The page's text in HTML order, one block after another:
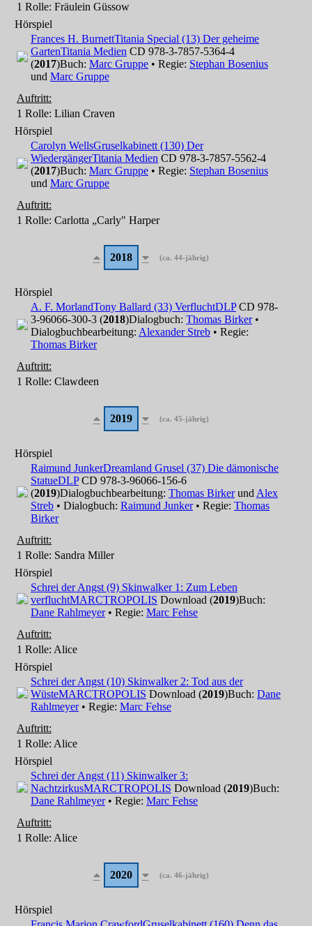
1 Rolle: Fräulein Güssow
Hörspiel
Frances H. BurnettTitania Special (13) Der geheime
GartenTitania Medien CD 978-3-7857-5364-4
(2017)Buch: Marc Gruppe • Regie: Stephan Bosenius
und Marc Gruppe
Auftritt:
1 Rolle: Lilian Craven
Hörspiel
Carolyn WellsGruselkabinett (130) Der
WiedergängerTitania Medien CD 978-3-7857-5562-4
(2017)Buch: Marc Gruppe • Regie: Stephan Bosenius
und Marc Gruppe
Auftritt:
1 Rolle: Carlotta „Carly" Harper
2018 (ca. 44-jährig)
Hörspiel
A. F. MorlandTony Ballard (33) VerfluchtDLPCD 978-
3-96066-300-3 (2018)Dialogbuch: Thomas Birker•
Dialogbuchbearbeitung: Alexander Streb • Regie:
Thomas Birker
Auftritt:
1 Rolle: Clawdeen
2019 (ca. 45-jährig)
Hörspiel
Raimund JunkerDreamland Grusel (37) Die dämonische
StatueDLPCD 978-3-96066-156-6
(2019)Dialogbuchbearbeitung: Thomas Birkerund Alex
Streb • Dialogbuch: Raimund Junker• Regie: Thomas
Birker
Auftritt:
1 Rolle: Sandra Miller
Hörspiel
Schrei der Angst (9) Skinwalker 1: Zum Leben
verfluchtMARCTROPOLIS Download (2019)Buch:
Dane Rahlmeyer• Regie: Marc Fehse
Auftritt:
1 Rolle: Alice
Hörspiel
Schrei der Angst (10) Skinwalker 2: Tod aus der
WüsteMARCTROPOLIS Download (2019)Buch: Dane
Rahlmeyer• Regie: Marc Fehse
Auftritt:
1 Rolle: Alice
Hörspiel
Schrei der Angst (11) Skinwalker 3:
NachtzirkusMARCTROPOLIS Download (2019)Buch:
Dane Rahlmeyer• Regie: Marc Fehse
Auftritt:
1 Rolle: Alice
2020 (ca. 46-jährig)
Hörspiel